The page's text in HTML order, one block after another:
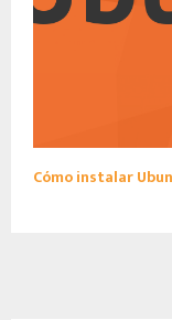
Cómo instalar